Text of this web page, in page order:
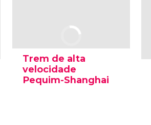
Trem de alta
velocidade
Pequim-Shanghai